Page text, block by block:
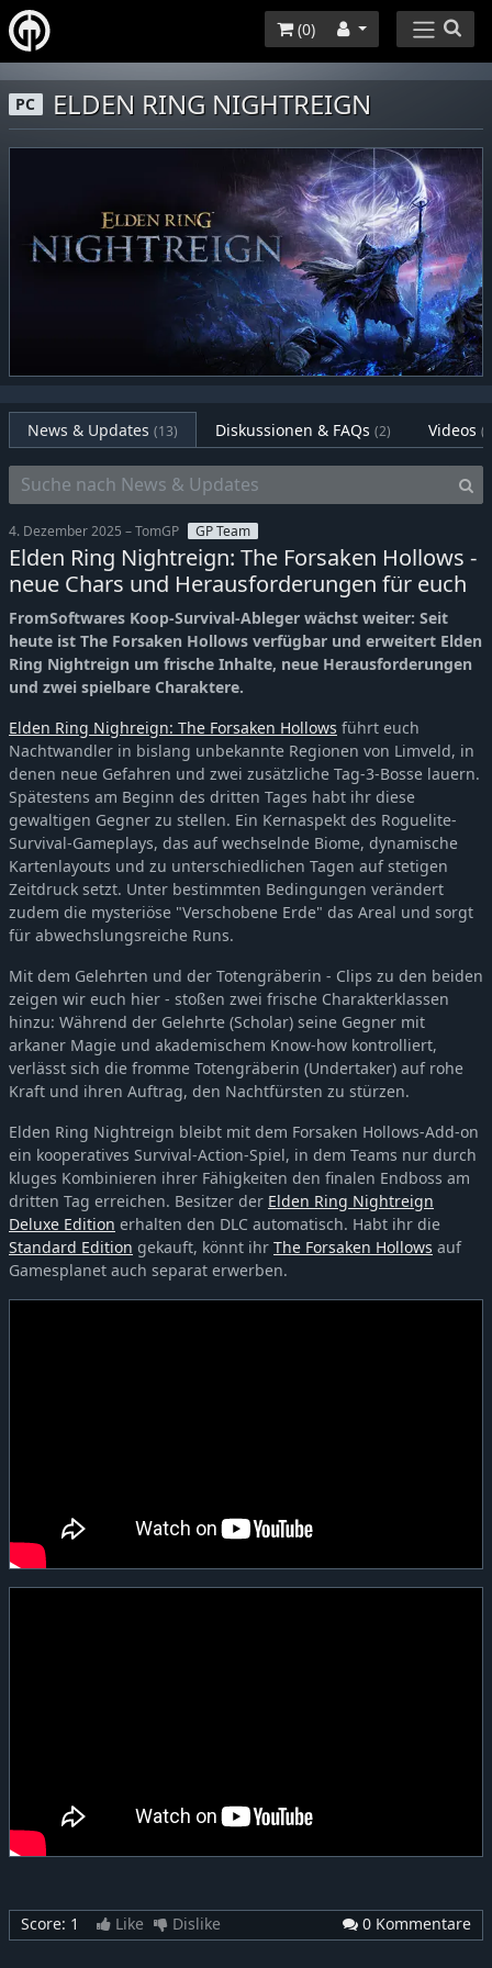
(0)
PC ELDEN RING NIGHTREIGN
News & Updates (13) Diskussionen & FAQs (2) Videos
4. Dezember 2025 – TomGP GP Team
Elden Ring Nightreign: The Forsaken Hollows -
neue Chars und Herausforderungen für euch
FromSoftwares Koop-Survival-Ableger wächst weiter: Seit
heute ist The Forsaken Hollows verfügbar und erweitert Elden
Ring Nightreign um frische Inhalte, neue Herausforderungen
und zwei spielbare Charaktere.
Elden Ring Nighreign: The Forsaken Hollows führt euch
Nachtwandler in bislang unbekannte Regionen von Limveld, in
denen neue Gefahren und zwei zusätzliche Tag-3-Bosse lauern.
Spätestens am Beginn des dritten Tages habt ihr diese
gewaltigen Gegner zu stellen. Ein Kernaspekt des Roguelite-
Survival-Gameplays, das auf wechselnde Biome, dynamische
Kartenlayouts und zu unterschiedlichen Tagen auf stetigen
Zeitdruck setzt. Unter bestimmten Bedingungen verändert
zudem die mysteriöse "Verschobene Erde" das Areal und sorgt
für abwechslungsreiche Runs.
Mit dem Gelehrten und der Totengräberin - Clips zu den beiden
zeigen wir euch hier - stoßen zwei frische Charakterklassen
hinzu: Während der Gelehrte (Scholar) seine Gegner mit
arkaner Magie und akademischem Know-how kontrolliert,
verlässt sich die fromme Totengräberin (Undertaker) auf rohe
Kraft und ihren Auftrag, den Nachtfürsten zu stürzen.
Elden Ring Nightreign bleibt mit dem Forsaken Hollows-Add-on
ein kooperatives Survival-Action-Spiel, in dem Teams nur durch
kluges Kombinieren ihrer Fähigkeiten den finalen Endboss am
dritten Tag erreichen. Besitzer der Elden Ring Nightreign
Deluxe Edition erhalten den DLC automatisch. Habt ihr die
Standard Edition gekauft, könnt ihr The Forsaken Hollows auf
Gamesplanet auch separat erwerben.
Score: 1 Like Dislike 0 Kommentare